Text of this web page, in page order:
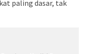
paling dasar, tak